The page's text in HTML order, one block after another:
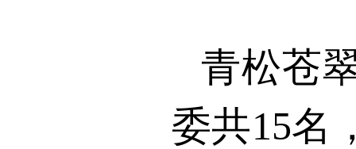
青松苍
委共15名